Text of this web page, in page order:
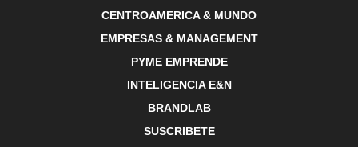
CENTROAMERICA & MUNDO
EMPRESAS & MANAGEMENT
PYME EMPRENDE
INTELIGENCIA E&N
BRANDLAB
SUSCRIBETE